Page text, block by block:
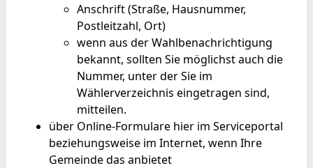
Anschrift (Straße, Hausnummer,
Postleitzahl, Ort)
wenn aus der Wahlbenachrichtigung
bekannt, sollten Sie möglichst auch die
Nummer, unter der Sie im
Wählerverzeichnis eingetragen sind,
mitteilen.
über Online-Formulare hier im Serviceportal
beziehungsweise im Internet, wenn Ihre
Gemeinde das anbietet